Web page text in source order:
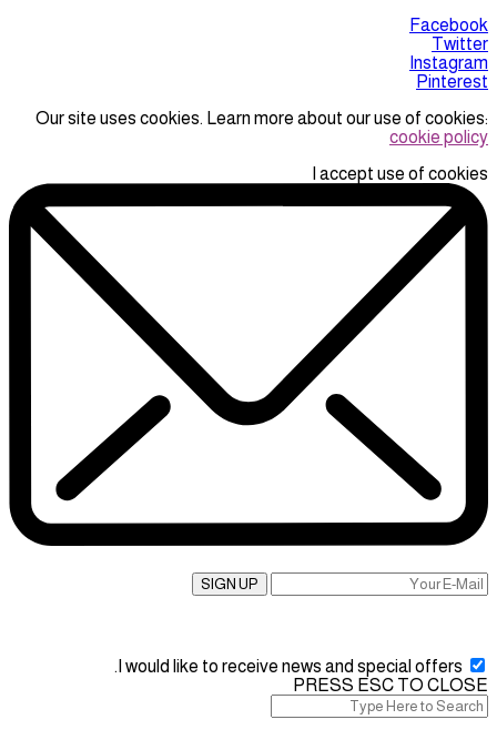
Facebook
Twitter
Instagram
Pinterest
Our site uses cookies. Learn more about our use of cookies:
cookie policy
I accept use of cookies
SIGN UP
I would like to receive news and special offers.
PRESS ESC TO CLOSE